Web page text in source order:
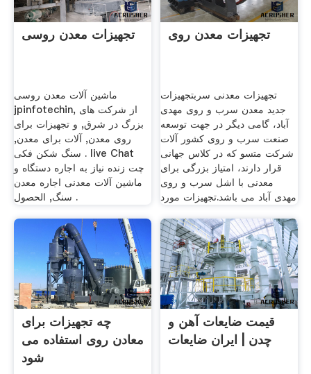
تجهیزات معدن روسی
ماشین آلات معدن روسی
jpinfotechin, از شرکت های
بزرگ در شرق, و تجهیزات برای
روی معدن, آلات برای معدن,
سنگ شکن فکی . live Chat
چت زنده نیاز به اجاره دستگاه و
ماشین آلات معدنی اجاره معدن
سنگ, الحصول .
تجهیزات معدن روی
تجهیزات معدنی سربتجهیزات
جدید معدن سرب و روی مهدی
آباد، گامی دیگر در جهت توسعه
صنعت سرب و روی کشور آلات
شرکت متسو که در کلاس جهانی
قرار دارند، امتیاز بزرگی برای
معدنی با اشل سرب و روی
مهدی آباد می باشد.تجهیزات مورد
چه تجهیزات برای
معادن روی استفاده می
شود
قیمت ضایعات آهن و
چدن | ایران ضایعات